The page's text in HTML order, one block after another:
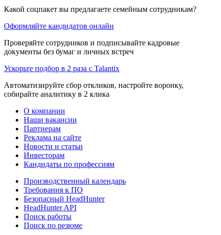
Какой соцпакет вы предлагаете семейным сотрудникам?
Оформляйте кандидатов онлайн
Проверяйте сотрудников и подписывайте кадровые
документы без бумаг и личных встреч
Ускорьте подбор в 2 раза с Talantix
Автоматизируйте сбор откликов, настройте воронку,
собирайте аналитику в 2 клика
О компании
Наши вакансии
Партнерам
Реклама на сайте
Новости и статьи
Инвесторам
Кандидаты по профессиям
Производственный календарь
Требования к ПО
Безопасный HeadHunter
HeadHunter API
Поиск работы
Поиск по резюме